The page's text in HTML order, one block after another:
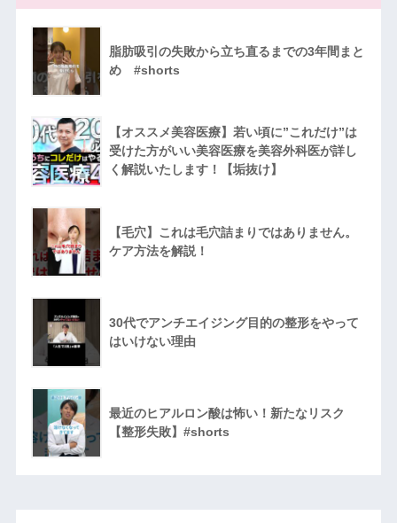
脂肪吸引の失敗から立ち直るまでの3年間まと
め #shorts
【オススメ美容医療】若い頃に”これだけ”は
受けた方がいい美容医療を美容外科医が詳し
く解説いたします！【垢抜け】
【毛穴】これは毛穴詰まりではありません。
ケア方法を解説！
30代でアンチエイジング目的の整形をやって
はいけない理由
最近のヒアルロン酸は怖い！新たなリスク
【整形失敗】#shorts